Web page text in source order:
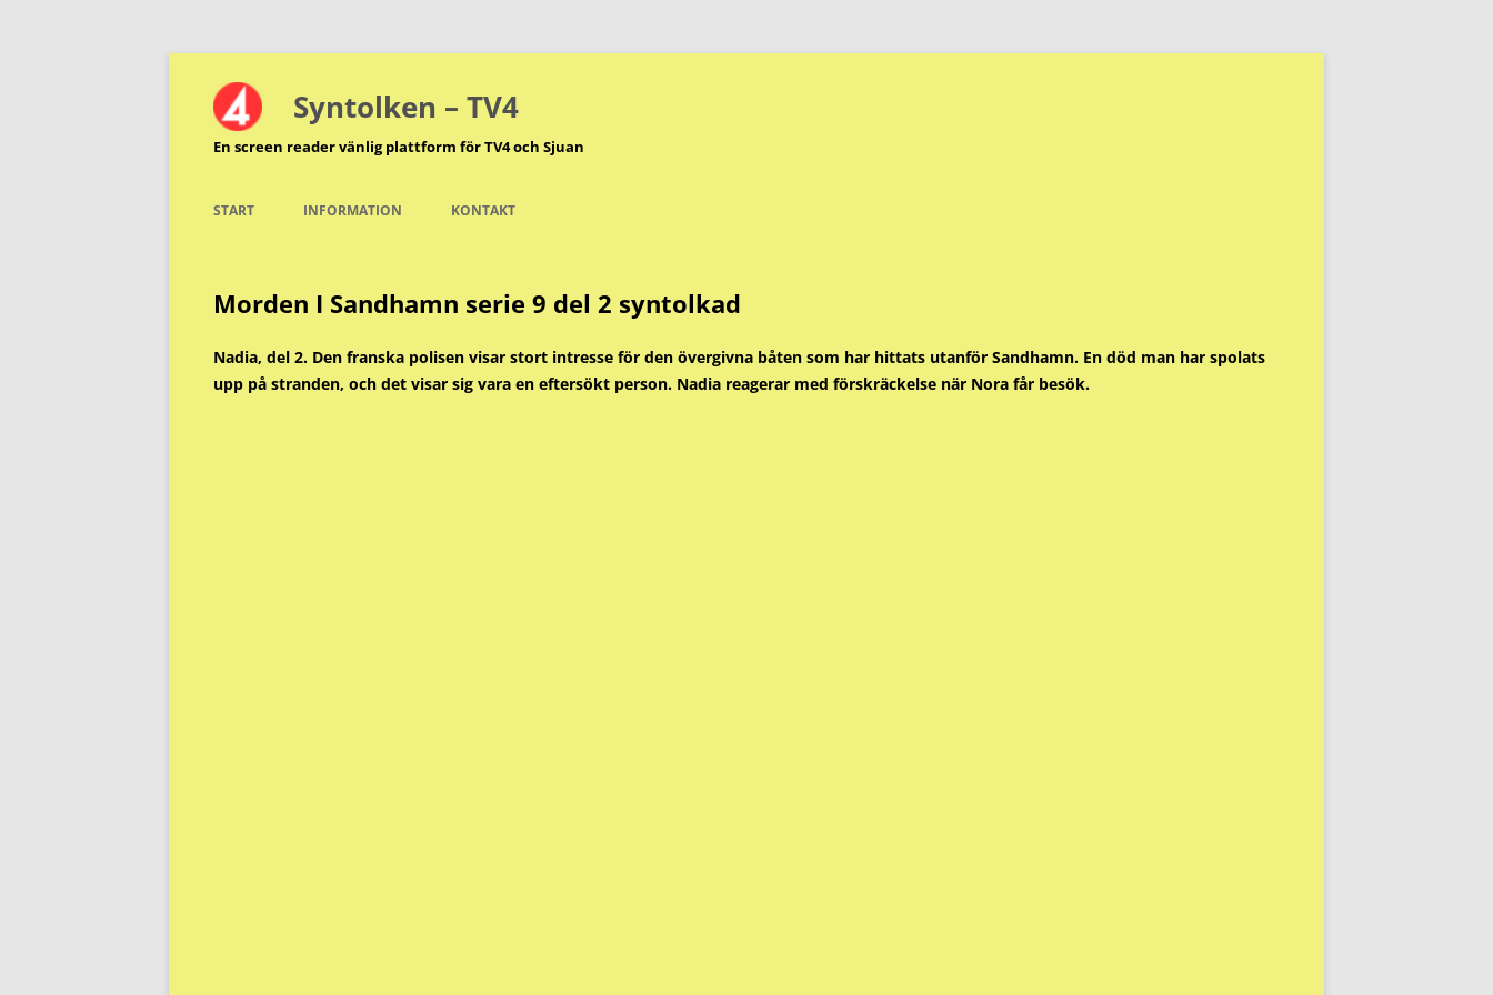
Hoppa
innehåll Syntolken – TV4
En screen reader vänlig plattform för TV4 och Sjuan
START INFORMATION KONTAKT
Morden I Sandhamn serie 9 del 2 syntolkad
Nadia, del 2. Den franska polisen visar stort intresse för den övergivna båten som har hittats utanför Sandhamn. En död man har spolats
upp på stranden, och det visar sig vara en eftersökt person. Nadia reagerar med förskräckelse när Nora får besök.